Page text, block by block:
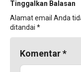
Tinggalkan Balasan
Alamat email Anda
ditandai *
Komentar*